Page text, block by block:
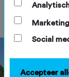
donderdag 29
Marketing
Social
Accepteer